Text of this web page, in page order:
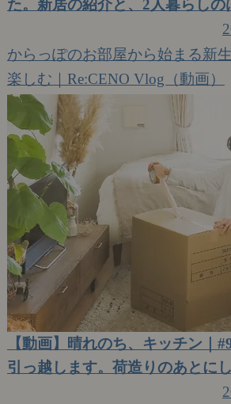
た。新居の紹介と、2人暮らしの
からっぽのお部屋から始まる新
楽しむ｜Re:CENO Vlog（動画）
【動画】晴れのち、キッチン｜
引っ越します。荷造りのあとに